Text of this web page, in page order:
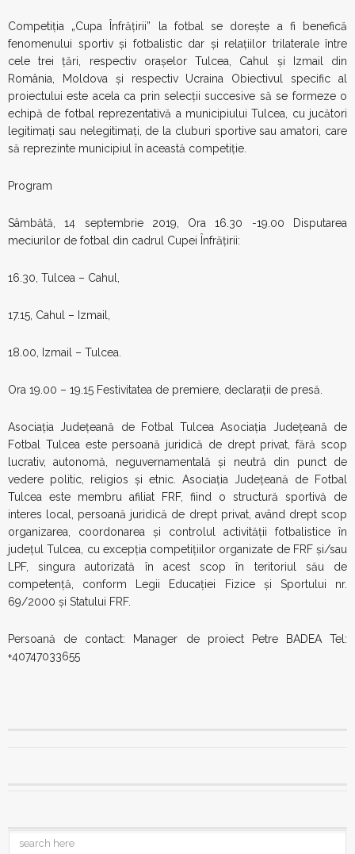
Competiţia „Cupa Înfrăţirii” la fotbal se doreşte a fi benefică
fenomenului sportiv şi fotbalistic dar şi relaţiilor trilaterale între
cele trei ţări, respectiv oraşelor Tulcea, Cahul şi Izmail din
România, Moldova şi respectiv Ucraina Obiectivul specific al
proiectului este acela ca prin selecţii succesive să se formeze o
echipă de fotbal reprezentativă a municipiului Tulcea, cu jucători
legitimaţi sau nelegitimaţi, de la cluburi sportive sau amatori, care
să reprezinte municipiul în această competiţie.
Program
Sâmbătă, 14 septembrie 2019, Ora 16.30 -19.00 Disputarea
meciurilor de fotbal din cadrul Cupei Înfrăţirii:
16.30, Tulcea – Cahul,
17.15, Cahul – Izmail,
18.00, Izmail – Tulcea.
Ora 19.00 – 19.15 Festivitatea de premiere, declaraţii de presă.
Asociaţia Judeţeană de Fotbal Tulcea Asociaţia Judeţeană de
Fotbal Tulcea este persoană juridică de drept privat, fără scop
lucrativ, autonomă, neguvernamentală şi neutră din punct de
vedere politic, religios şi etnic. Asociaţia Judeţeană de Fotbal
Tulcea este membru afiliat FRF, fiind o structură sportivă de
interes local, persoană juridică de drept privat, având drept scop
organizarea, coordonarea şi controlul activităţii fotbalistice în
judeţul Tulcea, cu excepţia competiţiilor organizate de FRF şi/sau
LPF, singura autorizată în acest scop în teritoriul său de
competenţă, conform Legii Educaţiei Fizice şi Sportului nr.
69/2000 şi Statului FRF.
Persoană de contact: Manager de proiect Petre BADEA Tel:
+40747033655